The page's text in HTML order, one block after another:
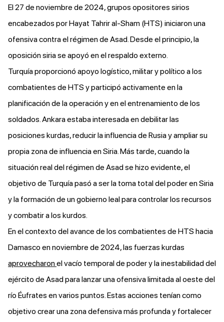
El 27 de noviembre de 2024, grupos opositores sirios
encabezados por Hayat Tahrir al-Sham (HTS) iniciaron una
ofensiva contra el régimen de Asad. Desde el principio, la
oposición siria se apoyó en el respaldo externo.
Turquía proporcionó apoyo logístico, militar y político a los
combatientes de HTS y participó activamente en la
planificación de la operación y en el entrenamiento de los
soldados. Ankara estaba interesada en debilitar las
posiciones kurdas, reducir la influencia de Rusia y ampliar su
propia zona de influencia en Siria. Más tarde, cuando la
situación real del régimen de Asad se hizo evidente, el
objetivo de Turquía pasó a ser la toma total del poder en Siria
y la formación de un gobierno leal para controlar los recursos
y combatir a los kurdos.
En el contexto del avance de los combatientes de HTS hacia
Damasco en noviembre de 2024, las fuerzas kurdas
aprovecharonel vacío temporal de poder y la inestabilidad del
ejército de Asad para lanzar una ofensiva limitada al oeste del
río Éufrates en varios puntos. Estas acciones tenían como
objetivo crear una zona defensiva más profunda y fortalecer